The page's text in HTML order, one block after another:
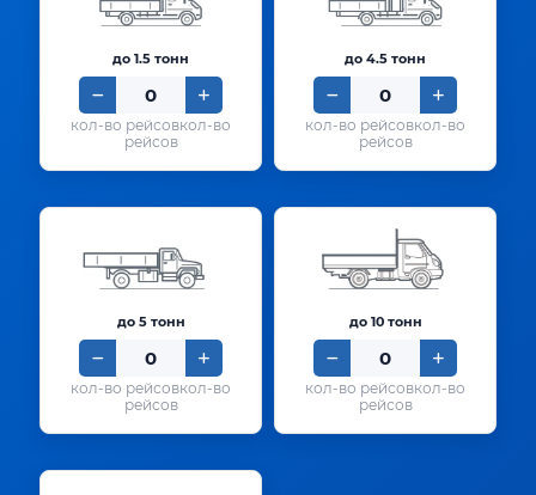
до 1.5 тонн
кол-во
рейсов
до 4.5 тонн
кол-во
рейсов
до 5 тонн
кол-во
рейсов
до 10 тонн
кол-во
рейсов